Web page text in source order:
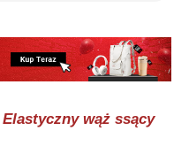
Elastyczny wąż ssący